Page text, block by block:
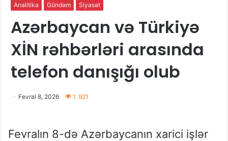
Analitika Gündəm Siyasət
Azərbaycan və Türkiyə
XİN rəhbərləri arasında
telefon danışığı olub
Fevral 8, 2026 1. 921
Fevralın 8-də Azərbaycanın xarici işlər